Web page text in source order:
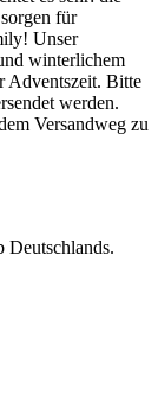
für
Unser
winterlichem
Adventszeit. Bitte
werden.
Versandweg zu
Deutschlands.